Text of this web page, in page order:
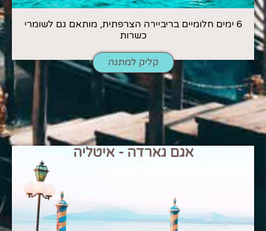
6 ימים חלומיים בריביירה הצרפתית, מותאם גם לשומרי
כשרות
קליק למתנה
אגם גארדה - איטליה